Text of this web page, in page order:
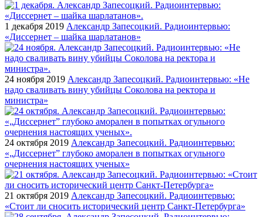
1 декабря 2019 Александр Запесоцкий. Радиоинтервью:
«Диссернет – шайка шарлатанов»
24 ноября 2019 Александр Запесоцкий. Радиоинтервью: «Не
надо сваливать вину убийцы Соколова на ректора и
министра»
24 октября 2019 Александр Запесоцкий. Радиоинтервью:
«„Диссернет” глубоко аморален в попытках огульного
очернения настоящих ученых»
21 октября 2019 Александр Запесоцкий. Радиоинтервью:
«Стоит ли сносить исторический центр Санкт-Петербурга»